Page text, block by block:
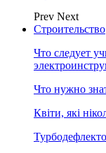
Prev Next
Строительство
Что следует
Что нужно
Квіти, які